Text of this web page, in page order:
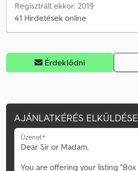
Regisztrált ekkor: 2019
41 Hirdetések online
Érdeklődni
AJÁNLATKÉRÉS ELKÜLDÉSE
Üzenet*